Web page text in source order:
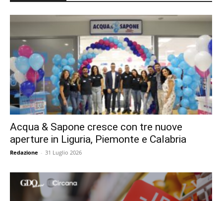
Acqua & Sapone cresce con tre nuove
aperture in Liguria, Piemonte e Calabria
Redazione - 31 Luglio 2026